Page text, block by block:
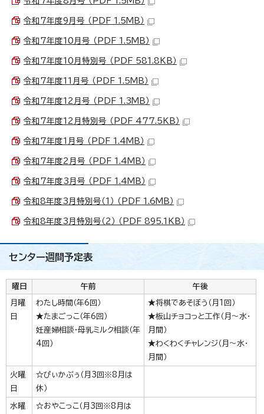
令和7年度9月号 （PDF 1.5MB）
令和7年度10月号 （PDF 1.5MB）
令和7年度10月特別号 （PDF 581.8KB）
令和7年度11月号 （PDF 1.5MB）
令和7年度12月号 （PDF 1.3MB）
令和7年度12月特別号 （PDF 477.5KB）
令和7年度1月号 （PDF 1.4MB）
令和7年度2月号 （PDF 1.4MB）
令和7年度3月号 （PDF 1.4MB）
令和8年度3月特別号（1） （PDF 1.6MB）
令和8年度3月特別号（2） （PDF 895.1KB）
センター週間予定表
曜日 午前 午後
月曜
日
わたし時間（年6回）
★たまごっこ（年6回）
妊産婦相談・母乳ミルク相談（年
4回）
★将棋であそぼう（月1回）
★板山チョコっと工作（月～水・
月間）
★わくわくチャレンジ（月～水・
月間）
火曜
日
☆ぴぃかぶぅ（月3回※8月は
休）
水曜 ☆おやこっこ（月3回※8月は